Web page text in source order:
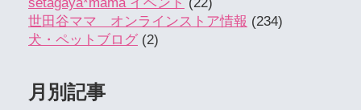
世田谷ママ オンラインストア情報 (234)
犬・ペットブログ (2)
月別記事